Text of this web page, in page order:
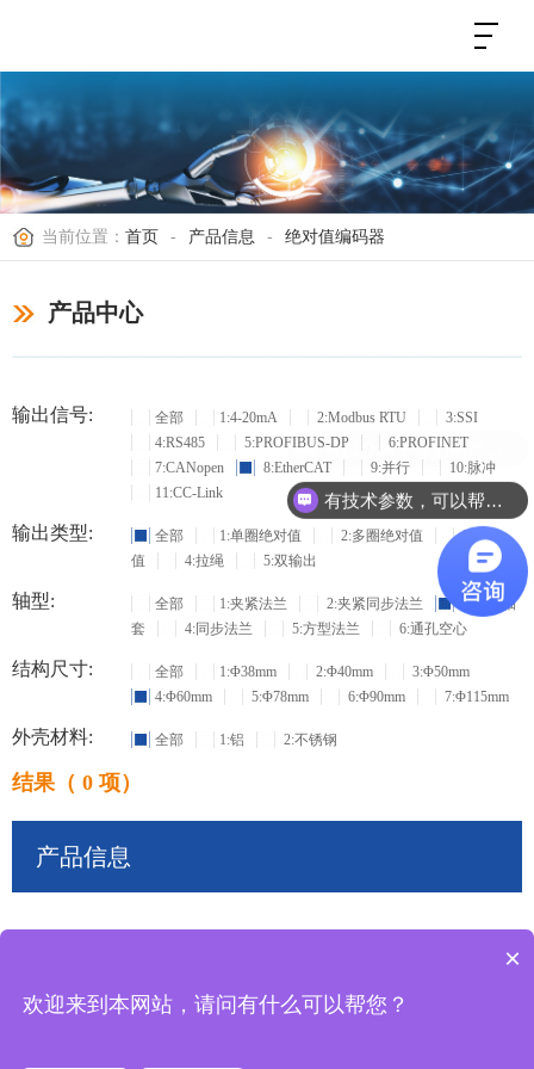
当前位置： 首页 - 产品信息 - 绝对值编码器
产品中心
输出信号: 全部 1:4-20mA 2:Modbus RTU
3:SSI
4:RS485
5:PROFIBUS-DP
6:PROFINET
7:CANopen
8:EtherCAT 9:并行
10:脉冲
11:CC-Link
输出类型: 全部 1:单圈绝对值 2:多圈绝对值
3:增量
值
4:拉绳 5:双输出
轴型: 全部 1:夹紧法兰 2:夹紧同步法兰
3:盲孔轴
套
4:同步法兰 5:方型法兰 6:通孔空心
结构尺寸: 全部 1:Φ38mm 2:Φ40mm
3:Φ50mm
4:Φ60mm
5:Φ78mm 6:Φ90mm 7:Φ115mm
外壳材料: 全部 1:铝 2:不锈钢
结果（ 0 项）
产品信息
有技术参数，可以帮忙选型吗？
×
欢迎来到本网站，请问有什么可以帮您？